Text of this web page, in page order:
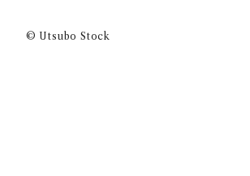
© Utsubo Stock